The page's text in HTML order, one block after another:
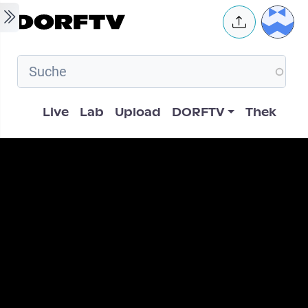
Skip to main content User
Hauptnavigation
Live Lab Upload DORFTV Thek